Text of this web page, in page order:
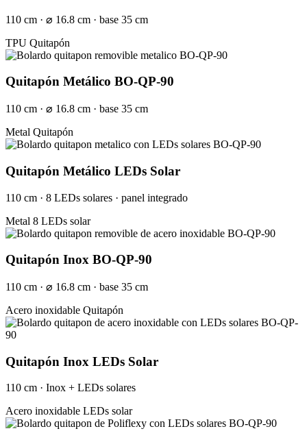
110 cm · ⌀ 16.8 cm · base 35 cm
TPU Quitapón
Quitapón Metálico BO-QP-90
110 cm · ⌀ 16.8 cm · base 35 cm
Metal Quitapón
Quitapón Metálico LEDs Solar
110 cm · 8 LEDs solares · panel integrado
Metal 8 LEDs solar
Quitapón Inox BO-QP-90
110 cm · ⌀ 16.8 cm · base 35 cm
Acero inoxidable Quitapón
Quitapón Inox LEDs Solar
110 cm · Inox + LEDs solares
Acero inoxidable LEDs solar